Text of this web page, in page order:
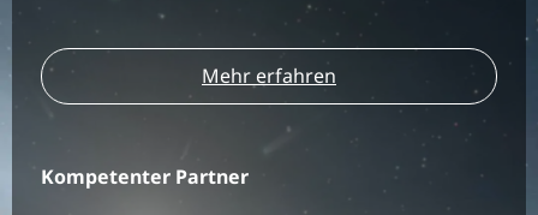
Mehr erfahren
Kompetenter Partner